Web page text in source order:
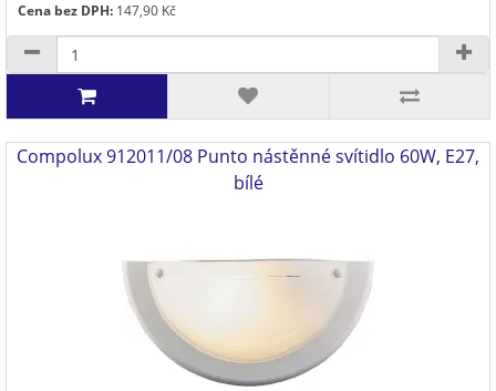
Cena bez DPH: 147,90 Kč
Compolux 912011/08 Punto nástěnné svítidlo 60W, E27,
bílé